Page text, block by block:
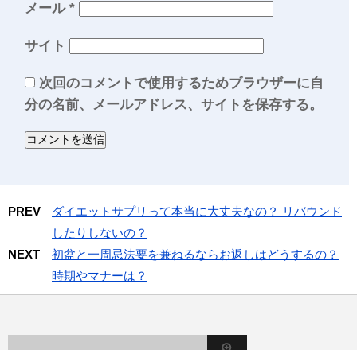
メール *
サイト
次回のコメントで使用するためブラウザーに自
分の名前、メールアドレス、サイトを保存する。
PREV
ダイエットサプリって本当に大丈夫なの？ リバウンド
したりしないの？
NEXT
初盆と一周忌法要を兼ねるならお返しはどうするの？
時期やマナーは？